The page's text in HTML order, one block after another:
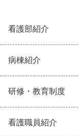
看護部紹介
病棟紹介
研修・教育制度
看護職員紹介